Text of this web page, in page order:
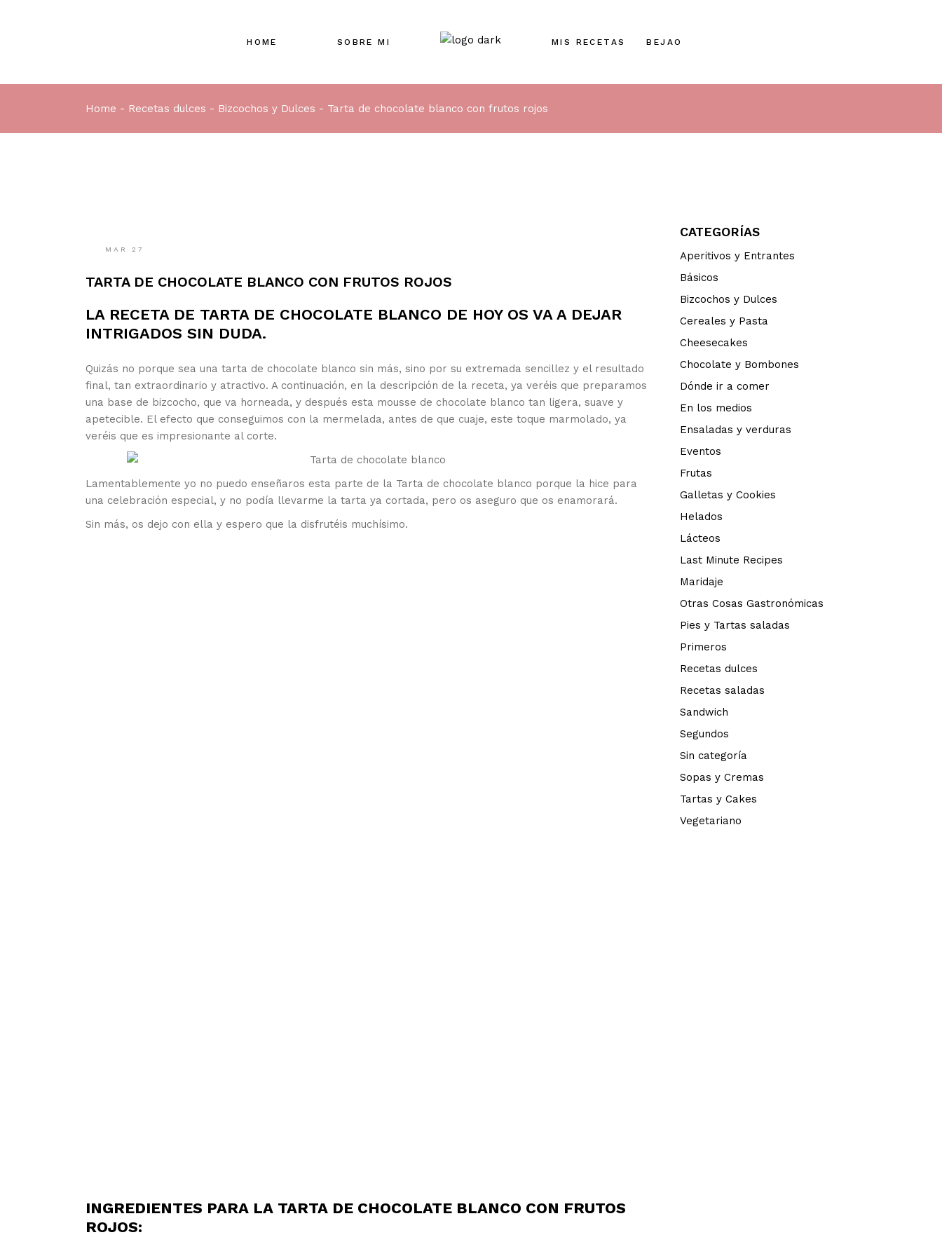
HOME SOBRE MI MIS RECETAS BEJAO
Home Recetas dulces Bizcochos y Dulces Tarta de chocolate blanco con frutos rojos
MAR 27
TARTA DE CHOCOLATE BLANCO CON FRUTOS ROJOS
LA RECETA DE TARTA DE CHOCOLATE BLANCO DE HOY OS VA A DEJAR
INTRIGADOS SIN DUDA.
Quizás no porque sea una tarta de chocolate blanco sin más, sino por su extremada sencillez y el resultado
final, tan extraordinario y atractivo. A continuación, en la descripción de la receta, ya veréis que preparamos
una base de bizcocho, que va horneada, y después esta mousse de chocolate blanco tan ligera, suave y
apetecible. El efecto que conseguimos con la mermelada, antes de que cuaje, este toque marmolado, ya
veréis que es impresionante al corte.
Lamentablemente yo no puedo enseñaros esta parte de la Tarta de chocolate blanco porque la hice para
una celebración especial, y no podía llevarme la tarta ya cortada, pero os aseguro que os enamorará.
Sin más, os dejo con ella y espero que la disfrutéis muchísimo.
INGREDIENTES PARA LA TARTA DE CHOCOLATE BLANCO CON FRUTOS
ROJOS:
CATEGORÍAS
Aperitivos y Entrantes
Básicos
Bizcochos y Dulces
Cereales y Pasta
Cheesecakes
Chocolate y Bombones
Dónde ir a comer
En los medios
Ensaladas y verduras
Eventos
Frutas
Galletas y Cookies
Helados
Lácteos
Last Minute Recipes
Maridaje
Otras Cosas Gastronómicas
Pies y Tartas saladas
Primeros
Recetas dulces
Recetas saladas
Sandwich
Segundos
Sin categoría
Sopas y Cremas
Tartas y Cakes
Vegetariano